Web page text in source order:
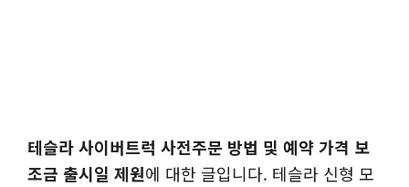
테슬라 사이버트럭 사전주문 방법 및 예약 가격 보
조금 출시일 제원에 대한 글입니다. 테슬라 신형 모